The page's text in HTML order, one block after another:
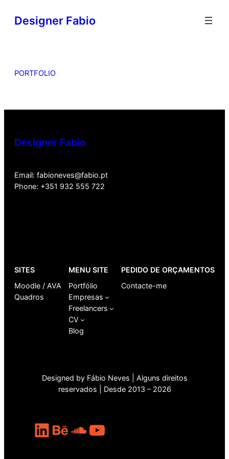
Designer Fabio
PORTFOLIO
Designer Fabio
Email: fabioneves@fabio.pt
Phone: +351 932 555 722
SITES
Moodle / AVA
Quadros
MENU SITE
Portfólio
Empresas
Freelancers
CV
Blog
PEDIDO DE ORÇAMENTOS
Contacte-me
Designed by Fábio Neves | Alguns direitos
reservados | Desde 2013 – 2026